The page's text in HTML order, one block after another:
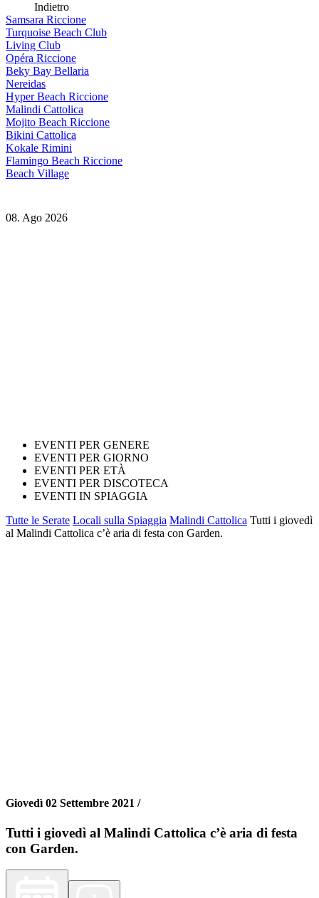
Indietro
Samsara Riccione
Turquoise Beach Club
Living Club
Opéra Riccione
Beky Bay Bellaria
Nereidas
Hyper Beach Riccione
Malindi Cattolica
Mojito Beach Riccione
Bikini Cattolica
Kokale Rimini
Flamingo Beach Riccione
Beach Village
08. Ago 2026
EVENTI PER GENERE
EVENTI PER GIORNO
EVENTI PER ETÀ
EVENTI PER DISCOTECA
EVENTI IN SPIAGGIA
Tutte le Serate Locali sulla Spiaggia Malindi Cattolica Tutti i giovedì
al Malindi Cattolica c’è aria di festa con Garden.
Giovedì 02 Settembre 2021 /
Tutti i giovedì al Malindi Cattolica c’è aria di festa
con Garden.